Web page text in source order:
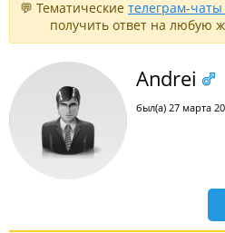
💬 Тематические телеграм-
получить ответ на любую
Andrei
был(а) 27 марта